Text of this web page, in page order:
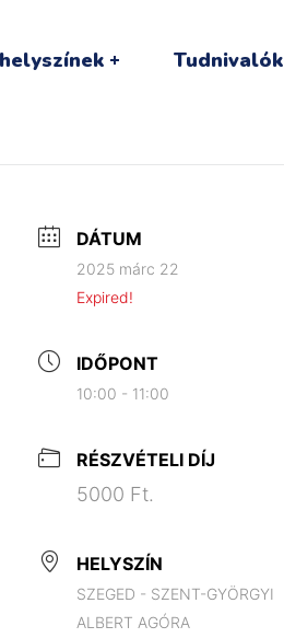
Tudnivalók
DÁTUM
2025 márc 22
Expired!
IDŐPONT
10:00 - 11:00
RÉSZVÉTELI DÍJ
5000 Ft.
HELYSZÍN
SZEGED - SZENT-GYÖRGYI
ALBERT AGÓRA